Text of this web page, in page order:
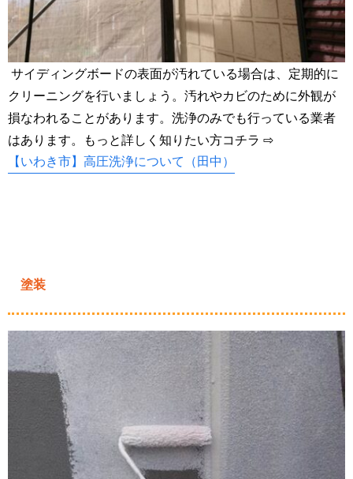
サイディングボードの表面が汚れている場合は、定期的に
クリーニングを行いましょう。汚れやカビのために外観が
損なわれることがあります。洗浄のみでも行っている業者
はあります。もっと詳しく知りたい方コチラ ⇨
【いわき市】高圧洗浄について（田中）
塗装